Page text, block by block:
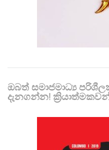
ඔබත් සමාජමාධ්‍ය
දැනගන්න!